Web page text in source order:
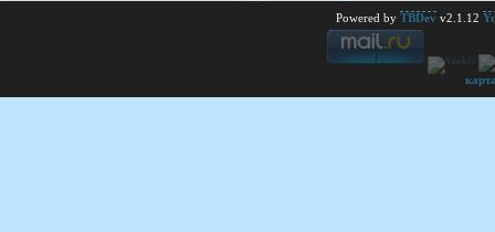
Powered by TBDev v2.1.12